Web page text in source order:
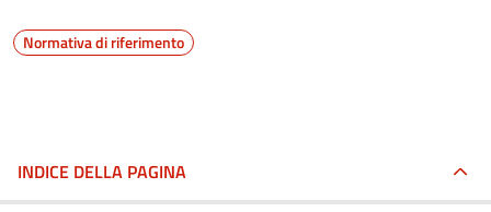
Normativa di riferimento
INDICE DELLA PAGINA